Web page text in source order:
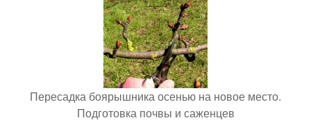
Пересадка боярышника осенью на новое место.
Подготовка почвы и саженцев